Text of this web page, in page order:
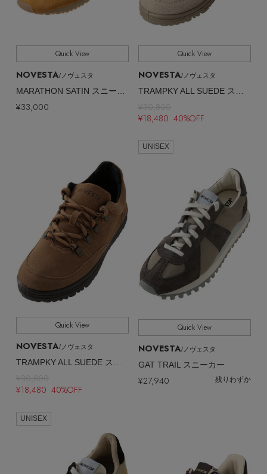
ボストンバッグ
スーツケース
グローブ
ポーチ
チャーム・ストラップ
その他(傘・ハンカチ・時計など)
メルマガ PICKUP
PERSONAL COLOR
エディター厳選ギフト
Quick View
NOVESTA/ノヴェスタ
¥33,000
Quick View
NOVESTA/ノヴェスタ
¥30,800
¥18,480 40%OFF
Quick View
NOVESTA/ノヴェスタ
¥30,800
¥18,480 40%OFF
UNISEX
Quick View
NOVESTA/ノヴェスタ
GAT TRAIL スニーカー
¥27,940 残りわずか
UNISEX